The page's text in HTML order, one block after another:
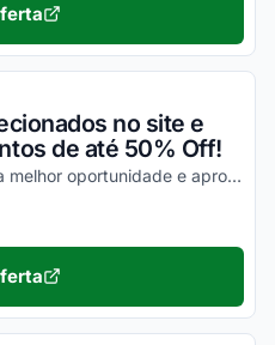
no site e
de até 50% Off!
Aproveite agora mesmo a sua melhor oportunidade e aproveite para economizar nas suas compras!